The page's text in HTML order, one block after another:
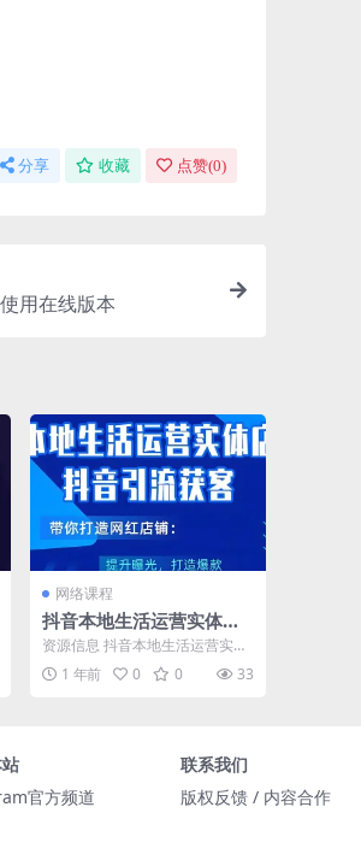
分享 收藏 点赞(0)
用在线版本
网络课程
抖音本地生活运营实体引
流获客
资源信息 抖音本地生活运营实体
引流获客 资源目录 📁 抖音本地
生活运营实体引流获...
1 年前 0 0 33
官方频道
联系我们
版权反馈 / 内容合作